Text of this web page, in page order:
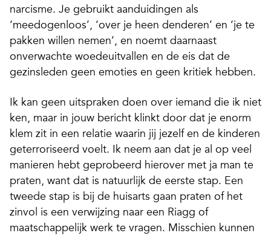
narcisme. Je gebruikt aanduidingen als
‘meedogenloos’, ‘over je heen denderen’ en ‘je te
pakken willen nemen’, en noemt daarnaast
onverwachte woedeuitvallen en de eis dat de
gezinsleden geen emoties en geen kritiek hebben.
Ik kan geen uitspraken doen over iemand die ik niet
ken, maar in jouw bericht klinkt door dat je enorm
klem zit in een relatie waarin jij jezelf en de kinderen
geterroriseerd voelt. Ik neem aan dat je al op veel
manieren hebt geprobeerd hierover met ja man te
praten, want dat is natuurlijk de eerste stap. Een
tweede stap is bij de huisarts gaan praten of het
zinvol is een verwijzing naar een Riagg of
maatschappelijk werk te vragen. Misschien kunnen